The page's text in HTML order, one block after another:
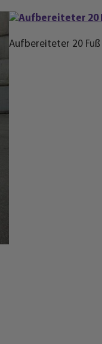
Aufbereiteter 20